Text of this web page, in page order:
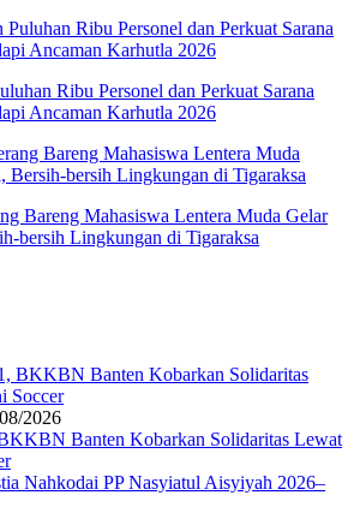
Ribu Personel dan Perkuat Sarana
Ancaman Karhutla 2026
Bareng Mahasiswa Lentera Muda Gelar
bersih Lingkungan di Tigaraksa
2026
Banten Kobarkan Solidaritas Lewat